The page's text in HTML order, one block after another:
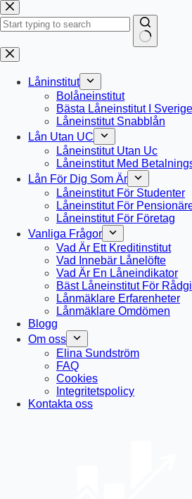
Hoppa
till
innehåll
Inga
resultat
Låninstitut
Bolåneinstitut
Bästa Låneinstitut I Sverige
Låneinstitut Snabblån
Lån Utan UC
Låneinstitut Utan Uc
Låneinstitut Med
Lån För Dig Som Är
Låneinstitut För Studenter
Låneinstitut För
Låneinstitut För Företag
Vanliga Frågor
Vad Är Ett Kreditinstitut
Vad Innebär Lånelöfte
Vad Är En Låneindikator
Bäst Låneinstitut För
Lånmäklare Erfarenheter
Lånmäklare Omdömen
Blogg
Om oss
Elina Sundström
FAQ
Cookies
Integritetspolicy
Kontakta oss